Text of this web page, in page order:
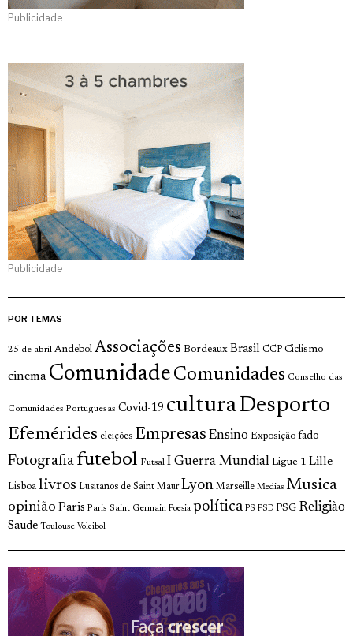
Publicidade
Publicidade
POR TEMAS
25 de abril Andebol Associações Bordeaux Brasil CCP Ciclismo
cinema Comunidade Comunidades Conselho das
Comunidades Portuguesas Covid-19 culturaDesporto
Efemérides eleições Empresas Ensino Exposição fado
Fotografia futebol Futsal I Guerra Mundial Ligue 1 Lille
Lisboa livros Lusitanos de Saint Maur Lyon Marseille Medias Musica
opinião Paris Paris Saint Germain Poesia política PS PSD PSG Religião
Saude Toulouse Voleibol